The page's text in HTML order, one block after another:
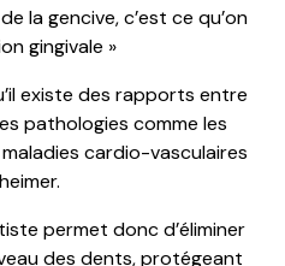
la gencive, c’est ce qu’on
gingivale »
existe des rapports entre
pathologies comme les
cardio-vasculaires
permet donc d’éliminer
des dents, protégeant